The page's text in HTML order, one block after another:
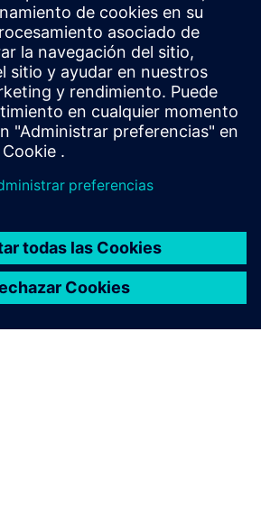
Pepperl+Fuchs
industriales utiliza el software
una mejora continua e integral.